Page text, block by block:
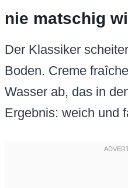
nie matschig
Der Klassiker
Boden. Creme
Wasser ab, das in
Ergebnis: weich und